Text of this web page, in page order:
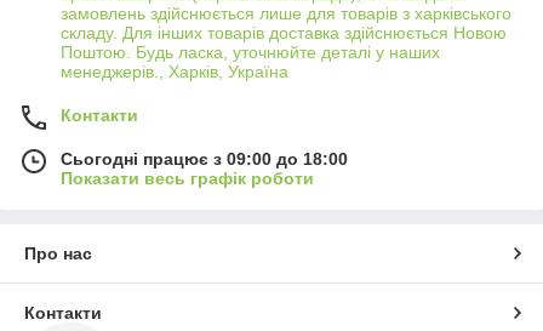
в кадрі.
Мобільність та ефективність
Легкі та компактні, наші пульти легко поміщаються в кишеню
готовність до використання в будь-який момент, значно
максимізувати контроль над зйомкою та розширити творчі
можливості. Виберіть ідеальний пульт для вашої камери в
Allbattery сьогодні та відкрийте нові горизонти у своїй
замовлень здійснюється лише для товарів з харківського
складу. Для інших товарів доставка здійснюється Новою
Поштою. Будь ласка, уточнюйте деталі у наших
менеджерів., Харків, Україна
Контакти
Сьогодні працює з 09:00 до 18:00
Показати весь графік роботи
Про нас
Контакти